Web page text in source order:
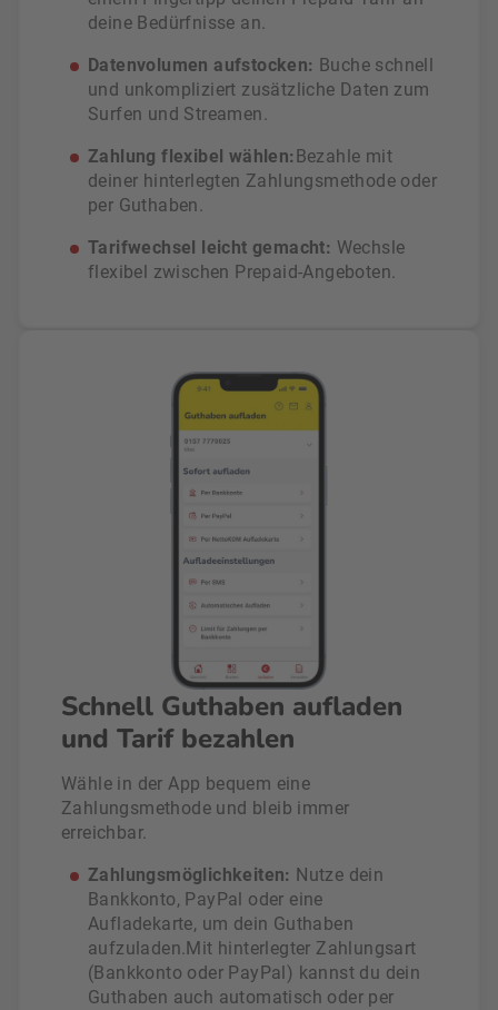
deine Bedürfnisse an.
Datenvolumen aufstocken: Buche schnell
und unkompliziert zusätzliche Daten zum
Surfen und Streamen.
Zahlung flexibel wählen: Bezahle mit
deiner hinterlegten Zahlungsmethode oder
per Guthaben.
Tarifwechsel leicht gemacht: Wechsle
flexibel zwischen Prepaid-Angeboten.
Schnell Guthaben aufladen
und Tarif bezahlen
Wähle in der App bequem eine
Zahlungsmethode und bleib immer
erreichbar.
Zahlungsmöglichkeiten: Nutze dein
Bankkonto, PayPal oder eine
Aufladekarte, um dein Guthaben
aufzuladen.Mit hinterlegter Zahlungsart
(Bankkonto oder PayPal) kannst du dein
Guthaben auch automatisch oder per